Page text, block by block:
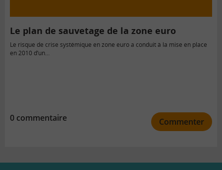
Le plan de sauvetage de la zone euro
Le risque de crise systémique en zone euro a conduit à la mise en place
en 2010 d’un…
0 commentaire Commenter